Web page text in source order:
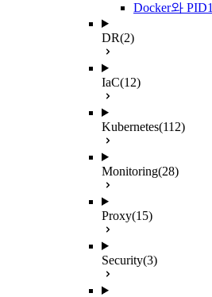
Docker와 PID1
DR(2)
IaC(12)
Kubernetes(112)
Monitoring(28)
Proxy(15)
Security(3)